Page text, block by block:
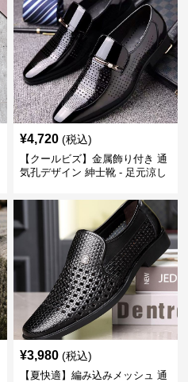
¥4,720 (税込)
【クールビズ】金属飾り付き 通
気孔デザイン 紳士靴 - 足元涼し
¥3,980 (税込)
【夏快適】編み込みメッシュ 通